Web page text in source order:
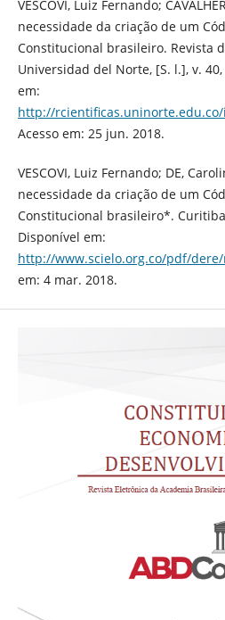
VESCOVI, Luiz Fernando;
necessidade da criação de um
Constitucional brasileiro. Revista
Universidad del Norte, [S. l.], v.
em:
http://
Acesso em: 25 jun. 2018.
VESCOVI, Luiz Fernando; DE,
necessidade da criação de um
Constitucional brasileiro*.
Disponível em:
http://www.scielo.org.co/pdf/
em: 4 mar. 2018.